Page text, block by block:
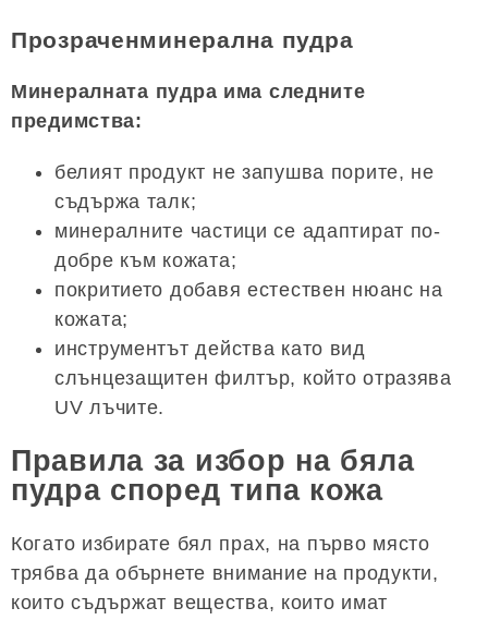
Прозраченминерална пудра
Минералната пудра има следните
предимства:
белият продукт не запушва порите, не
съдържа талк;
минералните частици се адаптират по-
добре към кожата;
покритието добавя естествен нюанс на
кожата;
инструментът действа като вид
слънцезащитен филтър, който отразява
UV лъчите.
Правила за избор на бяла
пудра според типа кожа
Когато избирате бял прах, на първо място
трябва да обърнете внимание на продукти,
които съдържат вещества, които имат